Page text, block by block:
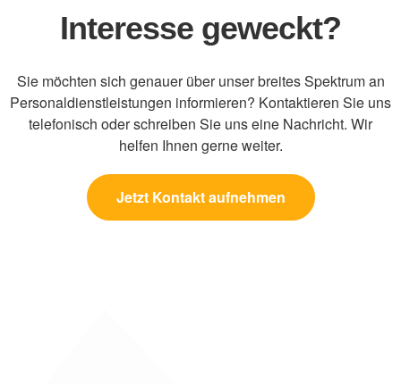
Interesse geweckt?
Sie möchten sich genauer über unser breites Spektrum an
Personaldienstleistungen informieren? Kontaktieren Sie uns
telefonisch oder schreiben Sie uns eine Nachricht. Wir
helfen Ihnen gerne weiter.
Jetzt Kontakt aufnehmen